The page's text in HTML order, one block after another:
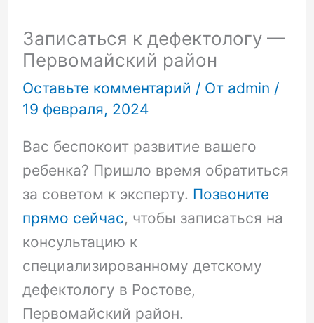
Записаться к дефектологу —
Первомайский район
Оставьте комментарий / От admin /
19 февраля, 2024
Вас беспокоит развитие вашего
ребенка? Пришло время обратиться
за советом к эксперту. Позвоните
прямо сейчас, чтобы записаться на
консультацию к
специализированному детскому
дефектологу в Ростове,
Первомайский район.